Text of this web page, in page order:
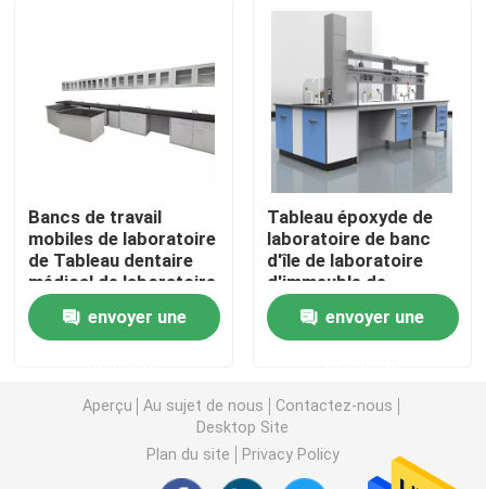
Banc de mur de laboratoire
Capot de vapeur de laboratoire
Banc d'équilibre de laboratoire
Bancs de travail de laboratoire
Meuble de rangement de laboratoire
Meuble de rangement de sécurité
Bancs de travail
mobiles de laboratoire
de Tableau dentaire
médical de laboratoire
envoyer une
Tableau époxyde de
laboratoire de banc
d'île de laboratoire
d'immeuble de
bureaux avec l'évier
envoyer une
Aperçu Au sujet de nous
Contactez-nous
Desktop Site
Plan du site
Privacy Policy